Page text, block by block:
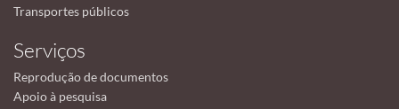
Transportes públicos
Serviços
Reprodução de documentos
Apoio à pesquisa